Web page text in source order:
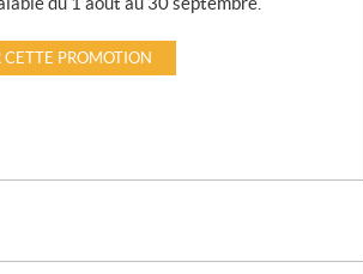
CETTE PROMOTION